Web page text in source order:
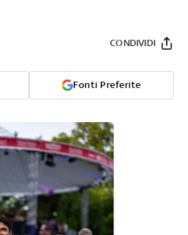
Fonti Preferite
CONDIVIDI